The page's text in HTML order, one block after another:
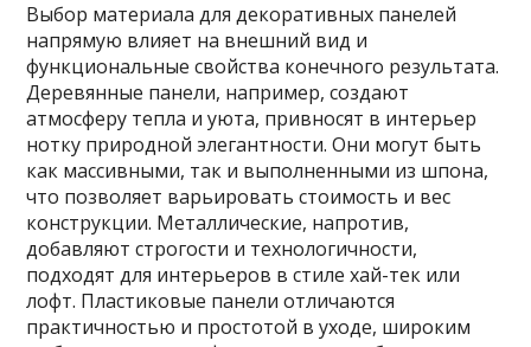
Выбор материала для декоративных панелей
напрямую влияет на внешний вид и
функциональные свойства конечного результата.
Деревянные панели, например, создают
атмосферу тепла и уюта, привносят в интерьер
нотку природной элегантности. Они могут быть
как массивными, так и выполненными из шпона,
что позволяет варьировать стоимость и вес
конструкции. Металлические, напротив,
добавляют строгости и технологичности,
подходят для интерьеров в стиле хай-тек или
лофт. Пластиковые панели отличаются
практичностью и простотой в уходе, широким